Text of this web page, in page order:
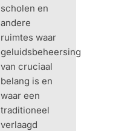
scholen en
andere
ruimtes waar
geluidsbeheersing
van cruciaal
belang is en
waar een
traditioneel
verlaagd